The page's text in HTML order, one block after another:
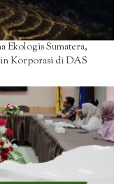
Ekologis Sumatera,
Korporasi di DAS